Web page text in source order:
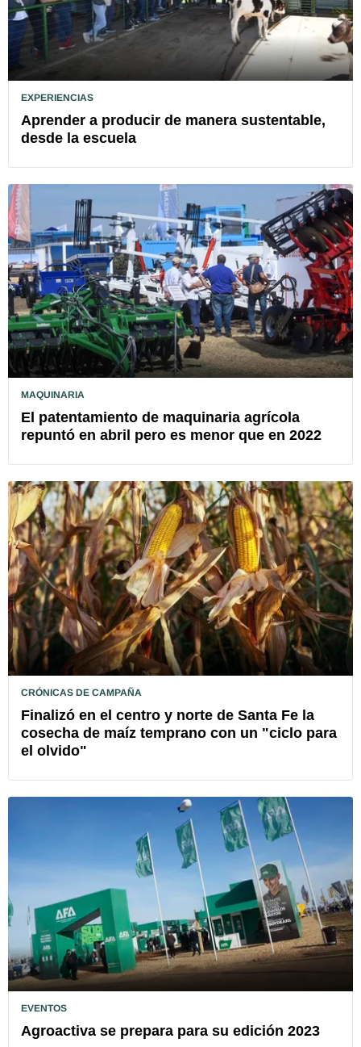
EXPERIENCIAS
Aprender a producir de manera sustentable,
desde la escuela
MAQUINARIA
El patentamiento de maquinaria agrícola
repuntó en abril pero es menor que en 2022
CRÓNICAS DE CAMPAÑA
Finalizó en el centro y norte de Santa Fe la
cosecha de maíz temprano con un "ciclo para
el olvido"
EVENTOS
Agroactiva se prepara para su edición 2023